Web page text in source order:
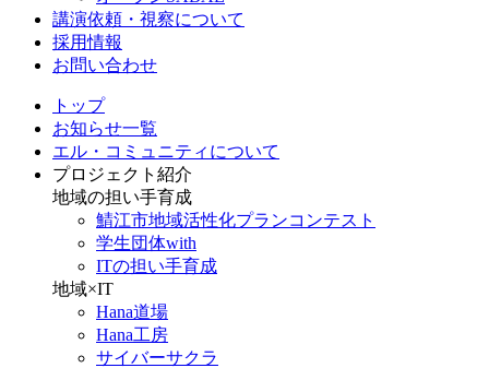
講演依頼・視察について
採用情報
お問い合わせ
トップ
お知らせ一覧
エル・コミュニティについて
プロジェクト紹介
地域の担い手育成
鯖江市地域活性化プランコンテスト
学生団体with
ITの担い手育成
地域×IT
Hana道場
Hana工房
サイバーサクラ